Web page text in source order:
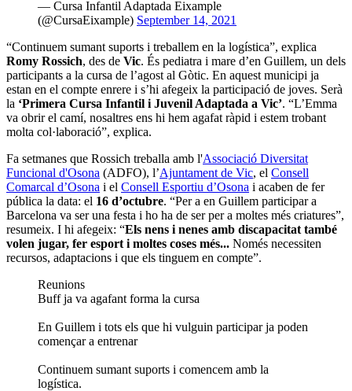
— Cursa Infantil Adaptada Eixample
(@CursaEixample) September 14, 2021
“Continuem sumant suports i treballem en la logística”, explica
Romy Rossich, des de Vic. És pediatra i mare d’en Guillem, un dels
participants a la cursa de l’agost al Gòtic. En aquest municipi ja
estan en el compte enrere i s’hi afegeix la participació de joves. Serà
la ‘Primera Cursa Infantil i Juvenil Adaptada a Vic’. “L’Emma
va obrir el camí, nosaltres ens hi hem agafat ràpid i estem trobant
molta col·laboració”, explica.
Fa setmanes que Rossich treballa amb l'Associació Diversitat
Funcional d'Osona (ADFO), l’Ajuntament de Vic, el Consell
Comarcal d’Osona i el Consell Esportiu d’Osona i acaben de fer
pública la data: el 16 d’octubre. “Per a en Guillem participar a
Barcelona va ser una festa i ho ha de ser per a moltes més criatures”,
resumeix. I hi afegeix: “Els nens i nenes amb discapacitat també
volen jugar, fer esport i moltes coses més... Només necessiten
recursos, adaptacions i que els tinguem en compte”.
Reunions
Buff ja va agafant forma la cursa
En Guillem i tots els que hi vulguin participar ja poden
començar a entrenar
Continuem sumant suports i comencem amb la
logística.